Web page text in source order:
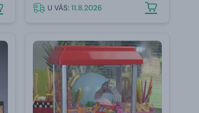
U VÁS:11.8.2026